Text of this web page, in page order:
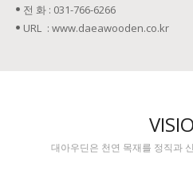
전 화 : 031-766-6266
URL : www.daeawooden.co.kr
대아우딘은 천연 목재를 정직과